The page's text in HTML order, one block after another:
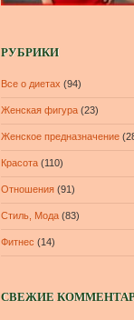
РУБРИКИ
Все о диетах (94)
Женская фигура (23)
Женское предназначение
Красота (110)
Отношения (91)
Стиль, Мода (83)
Фитнес (14)
СВЕЖИЕ